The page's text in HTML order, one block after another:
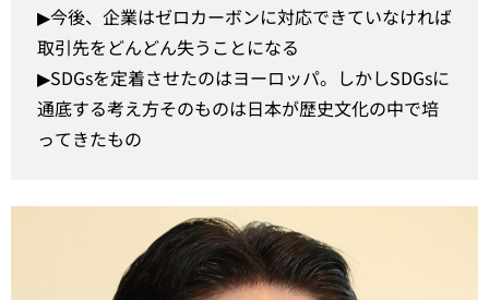
▶︎今後、企業はゼロカーボンに対応できていなければ
取引先をどんどん失うことになる
▶︎SDGsを定着させたのはヨーロッパ。しかしSDGsに
通底する考え方そのものは日本が歴史文化の中で培
ってきたもの